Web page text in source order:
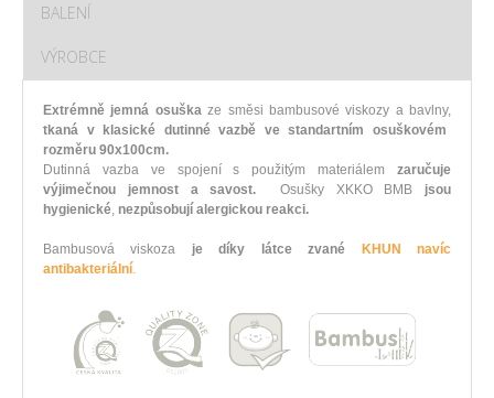
BALENÍ
VÝROBCE
Extrémně jemná osuškaze směsi bambusové viskozy a bavlny,
tkaná v klasické dutinné vazbě ve standartním osuškovém
rozměru 90x100cm.
Dutinná vazba ve spojení s použitým materiálem zaručuje
výjimečnou jemnost a savost. Osušky XKKO BMB jsou
hygienické, nezpůsobují alergickou reakci.
Bambusová viskoza je díky látce zvané
KHUN navíc
antibakteriální.